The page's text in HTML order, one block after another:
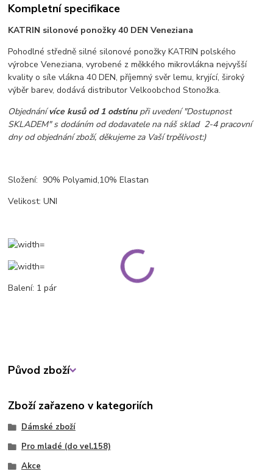
Kompletní specifikace
KATRIN silonové ponožky 40 DEN Veneziana
Pohodlné středně silné silonové ponožky KATRIN polského
výrobce Veneziana, vyrobené z měkkého mikrovlákna nejvyšší
kvality o síle vlákna 40 DEN, příjemný svěr lemu, kryjící, široký
výběr barev, dodává distributor Velkoobchod Stonožka.
Objednánívíce kusů od 1 odstínupři uvedení "Dostupnost
SKLADEM" s dodáním od dodavatele na náš sklad 2-4 pracovní
dny od objednání zboží, děkujeme za Vaší trpělivost:)
Složení: 90% Polyamid,10% Elastan
Velikost: UNI
Balení: 1 pár
Původ zboží
Zboží zařazeno v kategoriích
Dámské zboží
Pro mladé (do vel.158)
Akce